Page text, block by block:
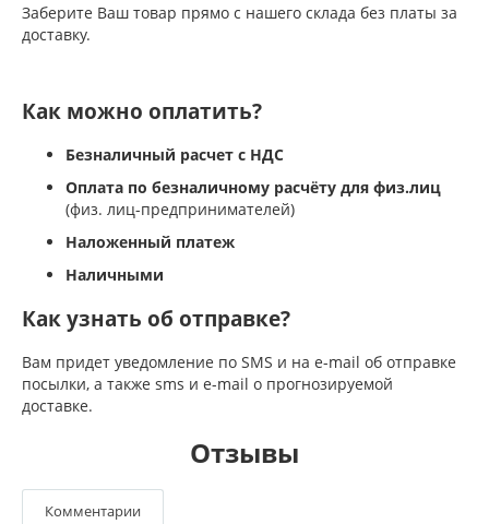
Заберите Ваш товар прямо с нашего склада без платы за
доставку.
Как можно оплатить?
Безналичный расчет с НДС
Оплата по безналичному расчёту для физ.лиц
(физ. лиц-предпринимателей)
Наложенный платеж
Наличными
Как узнать об отправке?
Вам придет уведомление по SMS и на e-mail об отправке
посылки, а также sms и e-mail о прогнозируемой
доставке.
Отзывы
Комментарии